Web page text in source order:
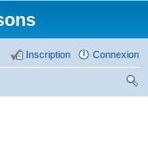
Connexion
Inscription